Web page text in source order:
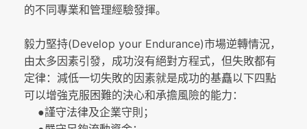
的不同專業和管理經驗發揮。
毅力堅持(Develop your Endurance)市場逆轉情況，
由太多因素引發，成功沒有絕對方程式，但失敗都有
定律：減低一切失敗的因素就是成功的基矗以下四點
可以增強克服困難的決心和承擔風險的能力：
●謹守法律及企業守則；